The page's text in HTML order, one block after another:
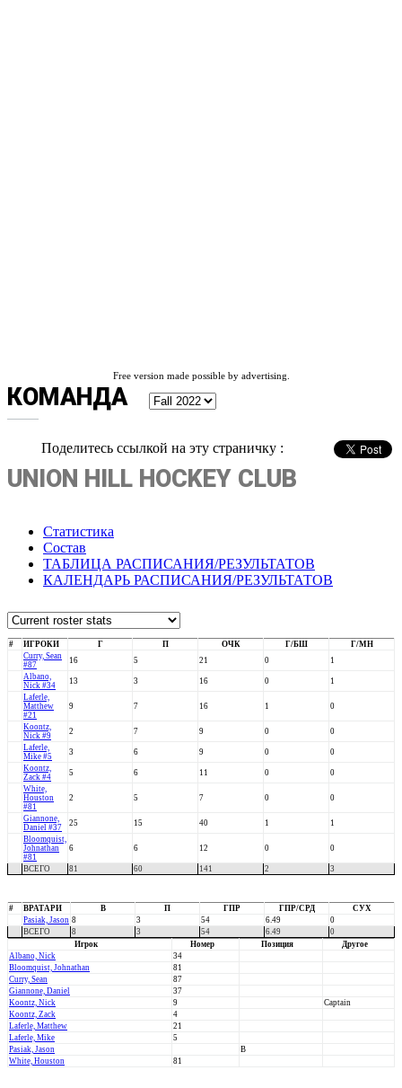
Free version made possible by advertising.
КОМАНДА
Поделитесь ссылкой на эту страничку :
UNION HILL HOCKEY CLUB
Статистика
Состав
ТАБЛИЦА РАСПИСАНИЯ/РЕЗУЛЬТАТОВ
КАЛЕНДАРЬ РАСПИСАНИЯ/РЕЗУЛЬТАТОВ
# ИГРОКИ Г П ОЧК Г/БШ
Г/МН
Curry, Sean
#87
16 5 21 0
1
Albano,
Nick #34
13 3 16 0
1
Laferle,
Matthew
#21
9 7 16 1 0
Koontz,
Nick #9
2 7 9 0
0
Laferle,
Mike #5
3 6 9 0
0
Koontz,
Zack #4
5 6 11 0
0
White,
Houston
#81
2 5 7 0 0
Giannone,
Daniel #37
25 15 40 1
1
Bloomquist,
Johnathan
#81
6 6 12 0 0
ВСЕГО 81 60 141 2 3
# ВРАТАРИ В П ГПР ГПР/СРД
СУХ
Pasiak, Jason 8 3 54 6.49
0
ВСЕГО
8 3 54 6.49
0
Игрок
Номер Позиция
Другое
Albano, Nick
34
Bloomquist, Johnathan
81
Curry, Sean
87
Giannone, Daniel
37
Koontz, Nick
9
Captain
Koontz, Zack
4
Laferle, Matthew
21
Laferle, Mike
5
Pasiak, Jason
В
White, Houston
81